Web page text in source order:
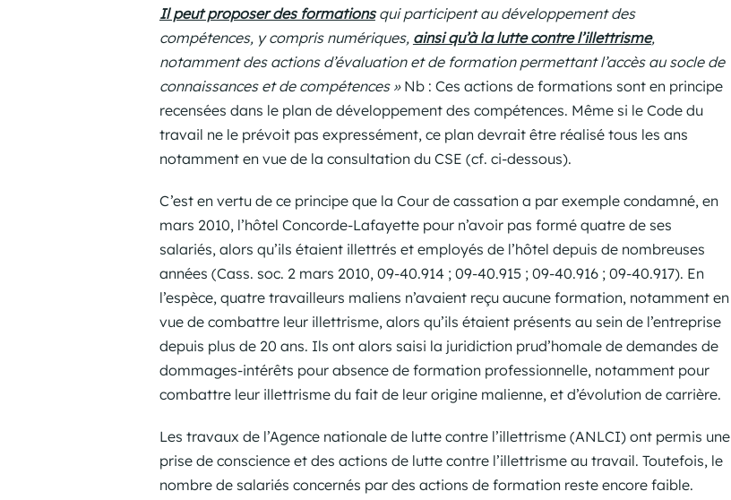
Il peut proposer des formationsqui participent au développement des
compétences, y compris numériques, ainsi qu’à la lutte contre l’illettrisme,
notamment des actions d’évaluation et de formation permettant l’accès au socle de
connaissances et de compétences »Nb : Ces actions de formations sont en principe
recensées dans le plan de développement des compétences. Même si le Code du
travail ne le prévoit pas expressément, ce plan devrait être réalisé tous les ans
notamment en vue de la consultation du CSE (cf. ci-dessous).
C’est en vertu de ce principe que la Cour de cassation a par exemple condamné, en
mars 2010, l’hôtel Concorde-Lafayette pour n’avoir pas formé quatre de ses
salariés, alors qu’ils étaient illettrés et employés de l’hôtel depuis de nombreuses
années (Cass. soc. 2 mars 2010, 09-40.914 ; 09-40.915 ; 09-40.916 ; 09-40.917). En
l’espèce, quatre travailleurs maliens n’avaient reçu aucune formation, notamment en
vue de combattre leur illettrisme, alors qu’ils étaient présents au sein de l’entreprise
depuis plus de 20 ans. Ils ont alors saisi la juridiction prud’homale de demandes de
dommages-intérêts pour absence de formation professionnelle, notamment pour
combattre leur illettrisme du fait de leur origine malienne, et d’évolution de carrière.
Les travaux de l’Agence nationale de lutte contre l’illettrisme (ANLCI) ont permis une
prise de conscience et des actions de lutte contre l’illettrisme au travail. Toutefois, le
nombre de salariés concernés par des actions de formation reste encore faible.